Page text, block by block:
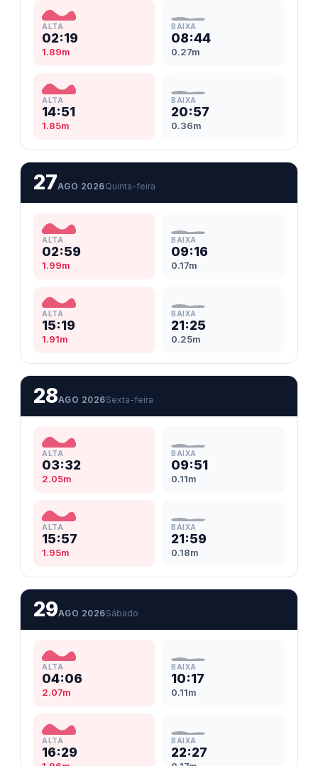
ALTA
02:19
1.89m
BAIXA
08:44
0.27m
ALTA
14:51
1.85m
BAIXA
20:57
0.36m
27AGO 2026Quinta-feira
ALTA
02:59
1.99m
BAIXA
09:16
0.17m
ALTA
15:19
1.91m
BAIXA
21:25
0.25m
28AGO 2026Sexta-feira
ALTA
03:32
2.05m
BAIXA
09:51
0.11m
ALTA
15:57
1.95m
BAIXA
21:59
0.18m
29AGO 2026Sábado
ALTA
04:06
2.07m
BAIXA
10:17
0.11m
ALTA
16:29
BAIXA
22:27